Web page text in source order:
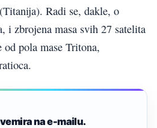
Radi se, dakle, o
i zbrojena masa svih 27 satelita
pola mase Tritona,
na e-mailu.